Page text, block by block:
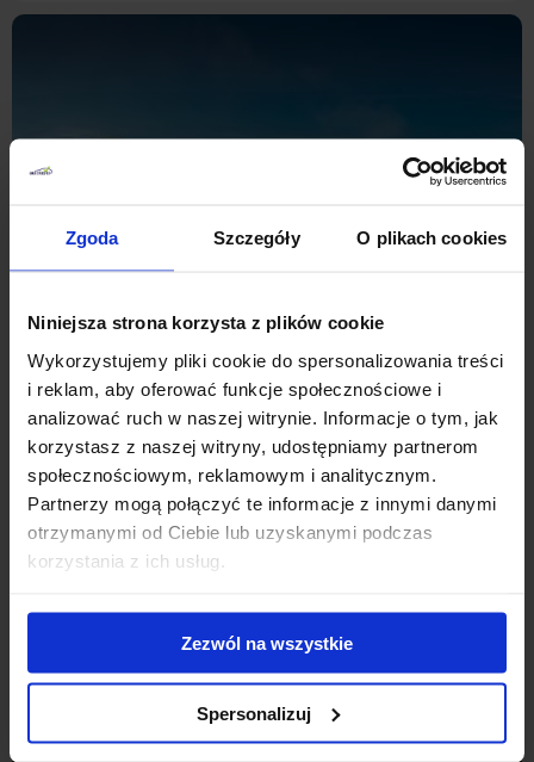
Zgoda Szczegóły O plikach cookies
Niniejsza strona korzysta z plików cookie
Wykorzystujemy pliki cookie do spersonalizowania treści
i reklam, aby oferować funkcje społecznościowe i
analizować ruch w naszej witrynie. Informacje o tym, jak
korzystasz z naszej witryny, udostępniamy partnerom
społecznościowym, reklamowym i analitycznym.
Partnerzy mogą połączyć te informacje z innymi danymi
otrzymanymi od Ciebie lub uzyskanymi podczas
korzystania z ich usług.
Zezwól na wszystkie
Spersonalizuj
Co mogę kupić za moje pieniądze? | Opinie o autach
Ford Kuga –
dane techniczne, spalanie, awarie, opinie
Czas czytania artykułu:2 minut
Wybór odpowiedniego samochodu często jest nie lada
wyzwaniem. Wynika to z faktu, że pojazd powinien być nie
tylko funkcjonalny, ale także posłużyć nam przez wiele lat.
Dlatego odpowiednie przygotowanie się...